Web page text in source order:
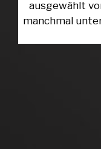
ausgewählt
manchmal